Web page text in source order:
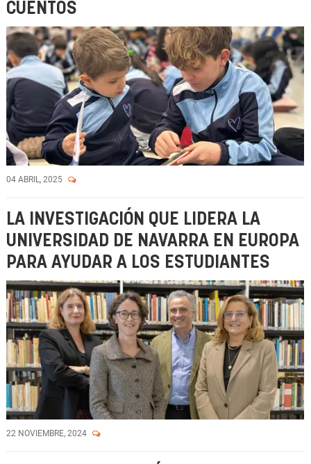
CUENTOS
04 ABRIL, 2025
LA INVESTIGACIÓN QUE LIDERA LA
UNIVERSIDAD DE NAVARRA EN EUROPA
PARA AYUDAR A LOS ESTUDIANTES
22 NOVIEMBRE, 2024